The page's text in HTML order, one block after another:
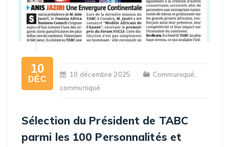
10
DÉC
10 décembre 2025 Communiqué
communiqué
Sélection du Président de TABC
parmi les 100 Personnalités et